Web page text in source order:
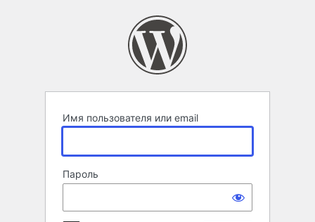
Имя пользователя или email
Пароль